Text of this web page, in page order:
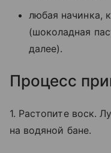
любая начинка,
(шоколадная
далее).
Процесс
1. Растопите воск.
на водяной бане.